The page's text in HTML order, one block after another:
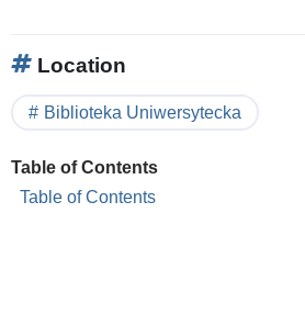
Location
Biblioteka Uniwersytecka
Table of Contents
Table of Contents